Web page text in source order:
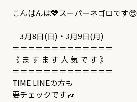
こんばんは💖スーパーネゴロです😍
3月8日(日)・3月9日(月)
＝＝＝＝＝＝＝＝＝＝＝＝＝
《 ま す ま す 人 気 で す 》
＝＝＝＝＝＝＝＝＝＝＝＝＝
TIME LINEの方も
要チェックです🎶